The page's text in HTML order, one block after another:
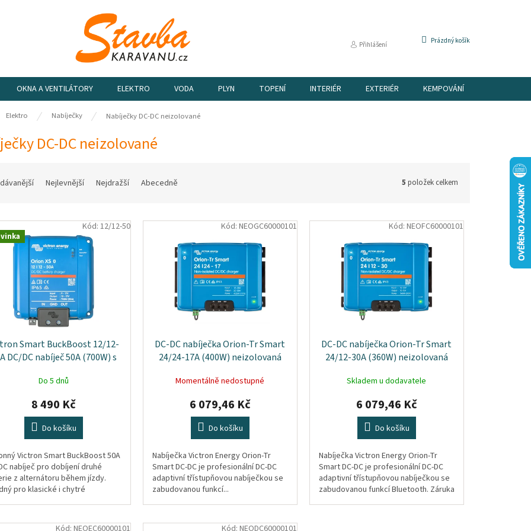
Přihlášení
NÁKUPNÍ
Prázdný košík
OKNA A VENTILÁTORY ELEKTRO VODA PLYN TOPENÍ INTERIÉR EXTERIÉR KEMPOVÁNÍ
Elektro Nabíječky Nabíječky DC-DC neizolované
DC-DC neizolované
Nejlevnější Nejdražší Abecedně 5 položek celkem
Smart BuckBoost 12/12-
DC/DC nabíječ 50A (700W) s
Do 5 dnů
8 490 Kč
Do košíku
Victron Smart BuckBoost 50A
nabíječ pro dobíjení druhé
z alternátoru během jízdy.
pro klasické i chytré
Kód: 12/12-50
DC-DC nabíječka Orion-Tr Smart
24/24-17A (400W) neizolovaná
Momentálně nedostupné
6 079,46 Kč
Do košíku
Nabíječka Victron Energy Orion-Tr
Smart DC-DC je profesionální DC-DC
adaptivní třístupňovou nabíječkou se
zabudovanou funkcí...
Kód: NEOGC60000101
DC-DC nabíječka Orion-Tr Smart
24/12-30A (360W) neizolovaná
Skladem u dodavatele
6 079,46 Kč
Do košíku
Nabíječka Victron Energy Orion-Tr
Smart DC-DC je profesionální DC-DC
adaptivní třístupňovou nabíječkou se
zabudovanou funkcí Bluetooth. Záruka
Kód: NEOFC60000101
Kód: NEOEC60000101 Kód: NEODC60000101